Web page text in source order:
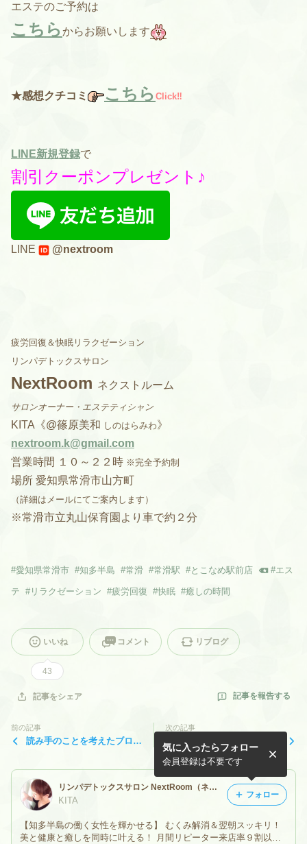
エステのご予約は
こちら からお願いします
★感想クチコミ こちら Click‼︎
LINE新規登録で
割引クーポンプレゼント♪
LINE @nextroom
疲労回復＆快眠リラクゼーション
リンパデトックスサロン
NextRoom ネクストルーム
サロンオーナー・エステティシャン
KITA《@篠原美和 しのはらみわ》
nextroom.k@gmail.com
営業時間 １０～２２時 ※完全予約制
場所 愛知県常滑市山方町
（詳細はメールにてご案内します）
※常滑市立丸山保育園より車で約２分
#愛知県常滑市 #知多半島 #常滑 #常滑駅 #とこなめ駅前店 #エス
テ # リラクゼーション #疲労回復 #快眠 #癒しの時間
いいね
43
コメント リブログ
記事をシェア 記事を報告する
前の記事
読み手のことを考えたブログ
次の記事
なぜ２号店を立ち上げたの
か？
リンパデトックスサロン NextRoom（ネクストルーム）／愛知県常滑市の高技術快眠オーダーメイドサロン／知多半島名古屋東海中部地区
KITA
【知多半島の働く女性を輝かせる】 むくみ解消＆翌朝スッキリ！
美と健康と癒しを同時に叶える！ 月間リピーター来店率９割以上
気に入ったらフォロー
会員登録は不要です
フォロー